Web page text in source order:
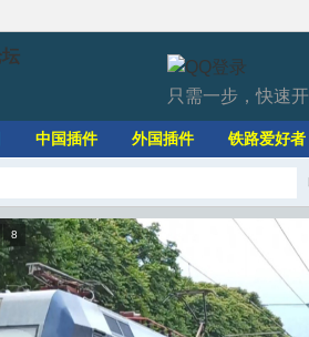
只需一步，快速
中国插件 外国插件 铁路爱好者
8